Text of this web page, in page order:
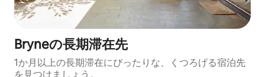
Bryneの長期滞在先
1か月以上の長期滞在にぴったりな、くつろげる宿泊先
を見つけましょう。